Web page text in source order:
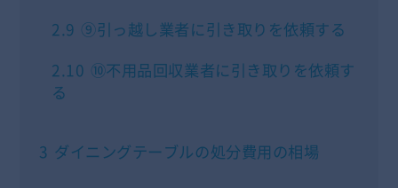
2.9 ⑨引っ越し業者に引き取りを依頼する
2.10 ⑩不用品回収業者に引き取りを依頼す
る
3 ダイニングテーブルの処分費用の相場